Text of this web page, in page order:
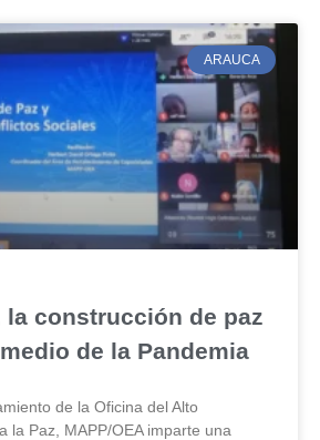
ARAUCA
la construcción de paz
de la Pandemia
de la Oficina del Alto
la Paz, MAPP/OEA imparte una